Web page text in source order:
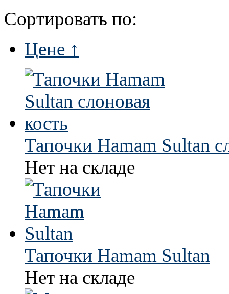
Сортировать по:
Цене ↑
Тапочки Hamam Sultan
Нет на складе
Тапочки Hamam Sultan
Нет на складе